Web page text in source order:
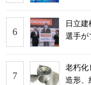
日立
選手が
老朽化
造形、